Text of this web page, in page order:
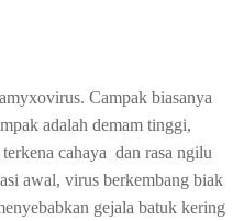
Campak biasanya
adalah demam tinggi,
cahaya dan rasa ngilu
awal, virus berkembang biak
gejala batuk kering